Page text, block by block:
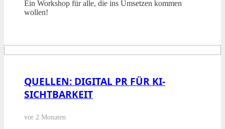
Ein Workshop für alle, die ins Umsetzen kommen
wollen!
QUELLEN: DIGITAL PR FÜR KI-
SICHTBARKEIT
vor 2 Monaten